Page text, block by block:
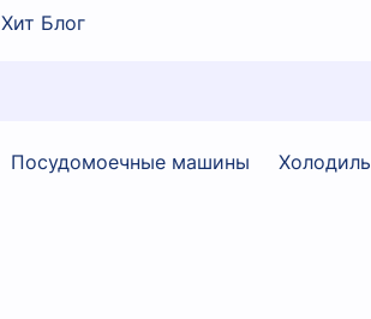
Хит Блог
Посудомоечные машины